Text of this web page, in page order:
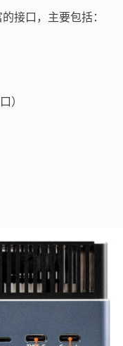
接口，主要包括：
）